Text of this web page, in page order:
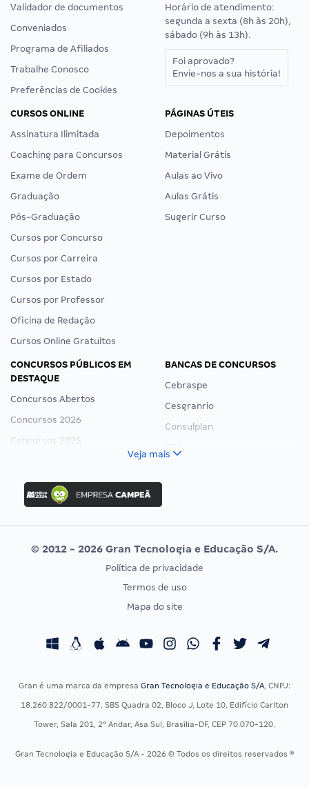
Validador de documentos
Conveniados
Programa de Afiliados
Trabalhe Conosco
Preferências de Cookies
Horário de atendimento:
segunda a sexta (8h às 20h),
sábado (9h às 13h).
Foi aprovado?
Envie-nos a sua história!
CURSOS ONLINE
Assinatura Ilimitada
Coaching para Concursos
Exame de Ordem
Graduação
Pós-Graduação
Cursos por Concurso
Cursos por Carreira
Cursos por Estado
Cursos por Professor
Oficina de Redação
Cursos Online Gratuitos
PÁGINAS ÚTEIS
Depoimentos
Material Grátis
Aulas ao Vivo
Aulas Grátis
Sugerir Curso
CONCURSOS PÚBLICOS EM
DESTAQUE
Concursos Abertos
Concursos 2026
Concursos 2025
Concurso Nacional Unificado
Concurso Ibama
Concurso MPU
Editais publicados
BANCAS DE CONCURSOS
Cebraspe
Cesgranrio
Consulplan
Vunesp
CONCURSOS POR PROFISSÃO
Concursos Fiscais
Residência Multiprofissional
EXAME DE ORDEM
Calendário OAB
Veja mais
© 2012 - 2026 Gran Tecnologia e Educação S/A.
Política de privacidade
Termos de uso
Mapa do site
Gran é uma marca da empresa Gran Tecnologia e Educação S/A, CNPJ:
18.260.822/0001-77, SBS Quadra 02, Bloco J, Lote 10, Edifício Carlton
Tower, Sala 201, 2º Andar, Asa Sul, Brasília-DF, CEP 70.070-120.
Gran Tecnologia e Educação S/A - 2026 © Todos os direitos reservados ®